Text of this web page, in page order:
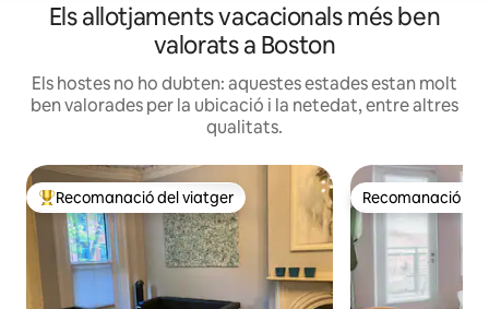
Els allotjaments vacacionals més ben
valorats a Boston
Els hostes no ho dubten: aquestes estades estan molt
ben valorades per la ubicació i la netedat, entre altres
qualitats.
Principals recomanacions dels viatgers
Recomanació del viatger Recomanació
Recomanació